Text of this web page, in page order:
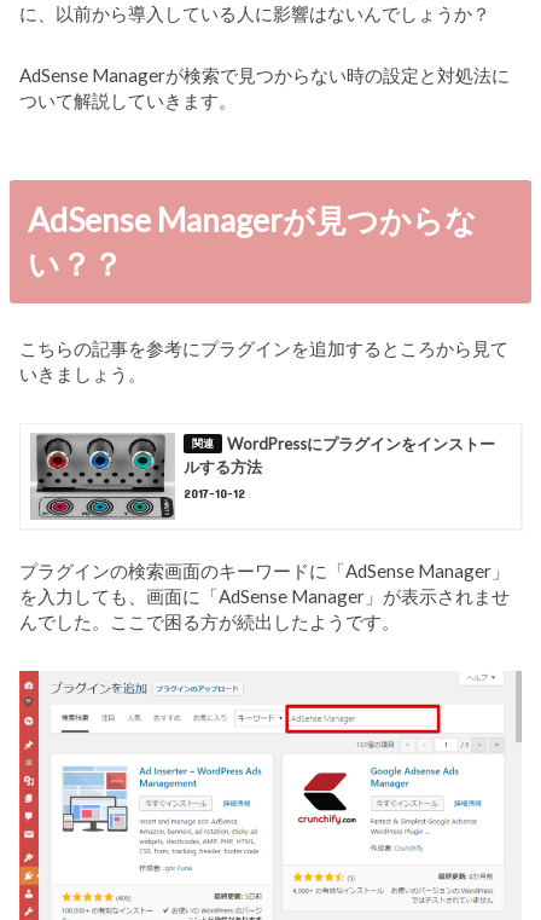
に、以前から導入している人に影響はないんでしょうか？
AdSense Managerが検索で見つからない時の設定と対処法に
ついて解説していきます。
AdSense Managerが見つからな
い？？
こちらの記事を参考にプラグインを追加するところから見て
いきましょう。
WordPressにプラグインをインストー
ルする方法
2017-10-12
プラグインの検索画面のキーワードに「AdSense Manager」
を入力しても、画面に「AdSense Manager」が表示されませ
んでした。ここで困る方が続出したようです。